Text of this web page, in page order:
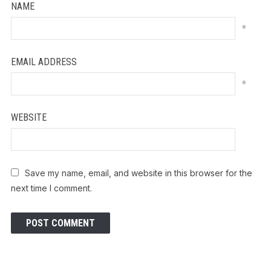
NAME
*
EMAIL ADDRESS
*
WEBSITE
Save my name, email, and website in this browser for the
next time I comment.